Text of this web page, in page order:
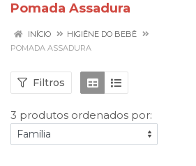
Pomada Assadura
INÍCIO
HIGIÊNE DO BEBÊ
POMADA ASSADURA
Filtros
3 produtos ordenados por: